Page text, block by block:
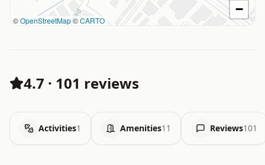
©OpenStreetMap©CARTO
−
4.7 · 101 reviews
Activities1 Amenities11 Reviews101